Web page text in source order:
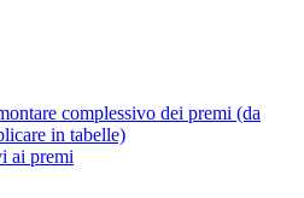
complessivo dei premi (da
in tabelle)
ai premi